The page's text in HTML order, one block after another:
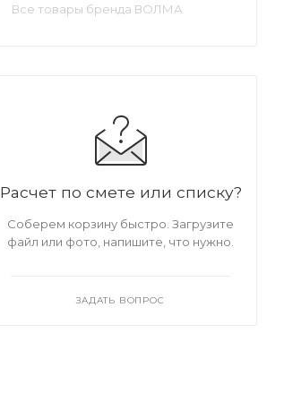
Все товары бренда ВОЛМА
Расчет по смете или списку?
Соберем корзину быстро. Загрузите
файл или фото, напишите, что нужно.
ЗАДАТЬ ВОПРОС